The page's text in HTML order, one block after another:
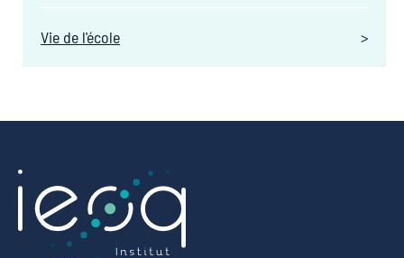
Vie de l'école